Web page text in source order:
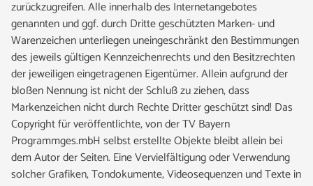
zurückzugreifen. Alle innerhalb des Internetangebotes
genannten und ggf. durch Dritte geschützten Marken- und
Warenzeichen unterliegen uneingeschränkt den Bestimmungen
des jeweils gültigen Kennzeichenrechts und den Besitzrechten
der jeweiligen eingetragenen Eigentümer. Allein aufgrund der
bloßen Nennung ist nicht der Schluß zu ziehen, dass
Markenzeichen nicht durch Rechte Dritter geschützt sind! Das
Copyright für veröffentlichte, von der TV Bayern
Programmges.mbH selbst erstellte Objekte bleibt allein bei
dem Autor der Seiten. Eine Vervielfältigung oder Verwendung
solcher Grafiken, Tondokumente, Videosequenzen und Texte in